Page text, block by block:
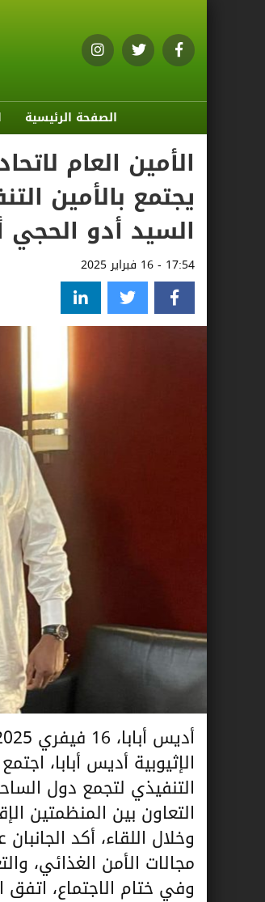
الصفحة الرئيسية
الأمين العام
يجتمع بالأمين
السيد أدو الحجي
17:54 - 16 فبراير 2025
الإثيوبية أديس أبابا،
التنفيذي لتجمع دول
التعاون بين المنظمتين
وخلال اللقاء، أكد
مجالات الأمن الغذائي،
وفي ختام الاجتماع، اتفق